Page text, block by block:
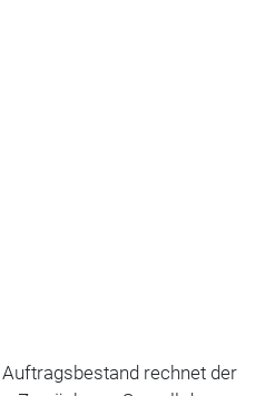
rechnet der